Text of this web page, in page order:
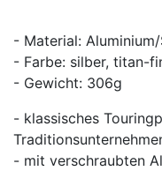
- Material:
- Farbe: silber, titan-
- Gewicht: 306g
- klassisches
- mit verschraubten